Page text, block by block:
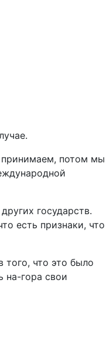
принимаем, потом мы
государств.
есть признаки, что
того, что это было
на-гора свои